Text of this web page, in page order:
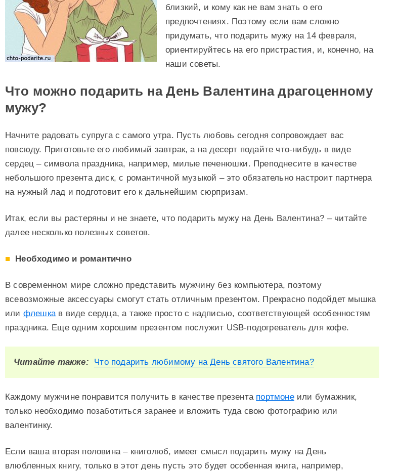
близкий, и кому как не вам знать о его
предпочтениях. Поэтому если вам сложно
придумать, что подарить мужу на 14 февраля,
ориентируйтесь на его пристрастия, и, конечно, на
наши советы.
Что можно подарить на День Валентина драгоценному
мужу?
Начните радовать супруга с самого утра. Пусть любовь сегодня сопровождает вас
повсюду. Приготовьте его любимый завтрак, а на десерт подайте что-нибудь в виде
сердец – символа праздника, например, милые печенюшки. Преподнесите в качестве
небольшого презента диск, с романтичной музыкой – это обязательно настроит партнера
на нужный лад и подготовит его к дальнейшим сюрпризам.
Итак, если вы растеряны и не знаете, что подарить мужу на День Валентина? – читайте
далее несколько полезных советов.
Необходимо и романтично
В современном мире сложно представить мужчину без компьютера, поэтому
всевозможные аксессуары смогут стать отличным презентом. Прекрасно подойдет мышка
или флешка в виде сердца, а также просто с надписью, соответствующей особенностям
праздника. Еще одним хорошим презентом послужит USB-подогреватель для кофе.
Читайте также: Что подарить любимому на День святого Валентина?
Каждому мужчине понравится получить в качестве презента портмонеили бумажник,
только необходимо позаботиться заранее и вложить туда свою фотографию или
валентинку.
Если ваша вторая половина – книголюб, имеет смысл подарить мужу на День
влюбленных книгу, только в этот день пусть это будет особенная книга, например,